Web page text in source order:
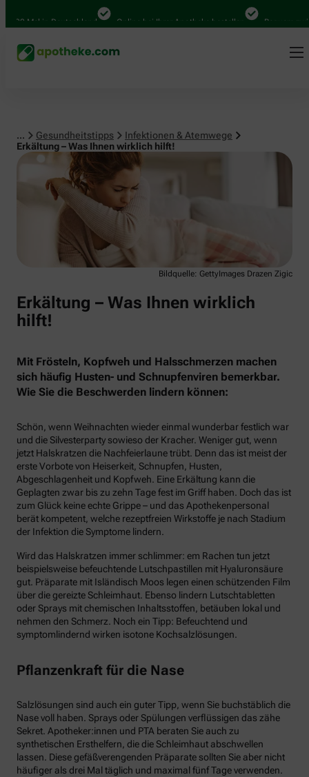
Mal in Deutschland Online bei Ihrer Apotheke bestellen Bequem
... Gesundheitstipps
Infektionen & Atemwege
Erkältung – Was Ihnen wirklich hilft!
Infektionen & Atemwege
Bildquelle: GettyImages Drazen Zigic
Erkältung – Was Ihnen wirklich
hilft!
Mit Frösteln, Kopfweh und Halsschmerzen machen
sich häufig Husten- und Schnupfenviren bemerkbar.
Wie Sie die Beschwerden lindern können:
Schön, wenn Weihnachten wieder einmal wunderbar festlich war
und die Silvesterparty sowieso der Kracher. Weniger gut, wenn
jetzt Halskratzen die Nachfeierlaune trübt. Denn das ist meist der
erste Vorbote von Heiserkeit, Schnupfen, Husten,
Abgeschlagenheit und Kopfweh. Eine Erkältung kann die
Geplagten zwar bis zu zehn Tage fest im Griff haben. Doch das ist
zum Glück keine echte Grippe – und das Apothekenpersonal
berät kompetent, welche rezeptfreien Wirkstoffe je nach Stadium
der Infektion die Symptome lindern.
Wird das Halskratzen immer schlimmer: em Rachen tun jetzt
beispielsweise befeuchtende Lutschpastillen mit Hyaluronsäure
gut. Präparate mit Isländisch Moos legen einen schützenden Film
über die gereizte Schleimhaut. Ebenso lindern Lutschtabletten
oder Sprays mit chemischen Inhaltsstoffen, betäuben lokal und
nehmen den Schmerz. Noch ein Tipp: Befeuchtend und
symptomlindernd wirken isotone Kochsalzlösungen.
Pflanzenkraft für die Nase
Salzlösungen sind auch ein guter Tipp, wenn Sie buchstäblich die
Nase voll haben. Sprays oder Spülungen verflüssigen das zähe
Sekret. Apotheker:innen und PTA beraten Sie auch zu
synthetischen Ersthelfern, die die Schleimhaut abschwellen
lassen. Diese gefäßverengenden Präparate sollten Sie aber nicht
häufiger als drei Mal täglich und maximal fünf Tage verwenden.